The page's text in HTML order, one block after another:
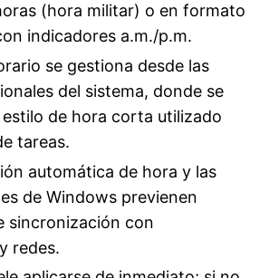
(hora militar) o en formato
indicadores a.m./p.m.
se gestiona desde las
del sistema, donde se
estilo de hora corta utilizado
tareas.
automática de hora y las
de Windows previenen
sincronización con
redes.